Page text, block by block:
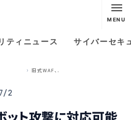
MENU
ティニュース サイバーセキ
2
ット攻撃に対応可能